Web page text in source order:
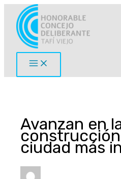
contenido
Avanzan en
ciudad más